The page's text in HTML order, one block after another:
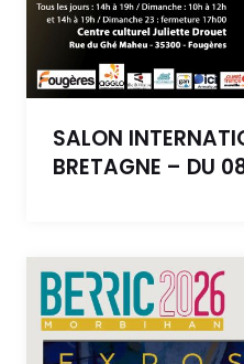
SALON
BRETAGNE – DU